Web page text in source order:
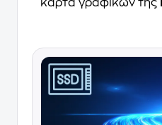
κάρτα γραφικών της